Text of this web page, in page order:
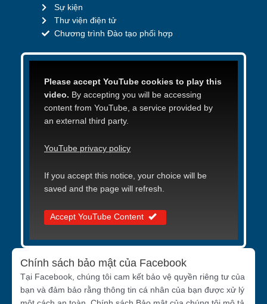
Sự kiện
Thư viện điện tử
Chương trình Đào tạo phối hợp
Please accept YouTube cookies to play this
video. By accepting you will be accessing
content from YouTube, a service provided by
an external third party.
YouTube privacy policy
If you accept this notice, your choice will be
saved and the page will refresh.
Accept YouTube Content
Chính sách bảo mật của Facebook
Tại Facebook, chúng tôi cam kết bảo vệ quyền riêng tư của
bạn và đảm bảo rằng thông tin cá nhân của bạn được xử lý